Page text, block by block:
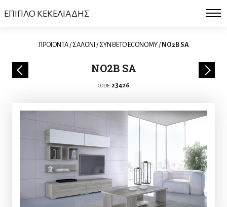
ΕΠΙΠΛΟ ΚΕΚΕΛΙΑΔΗΣ
ΠΡΟΪΟΝΤΑ/ ΣΑΛΟΝΙ / ΣΥΝΘΕΤΟ ECONOMY/ NO2B SA
NO2B SA
CODE: 23426